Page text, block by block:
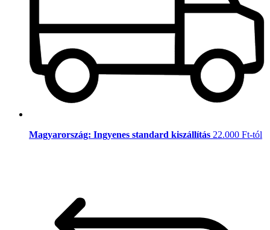
Magyarország: Ingyenes standard kiszállítás 22.000 Ft-tól